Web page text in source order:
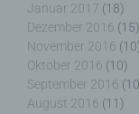
Januar 2017 (18)
Dezember 2016 (15)
November 2016
Oktober 2016 (10)
September 2016
August 2016 (11)
Durch den
dieser
bereitstellen,
möglich wären.